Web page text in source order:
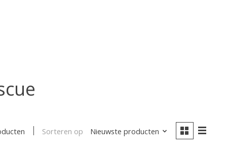
Sorteren op Nieuwste producten